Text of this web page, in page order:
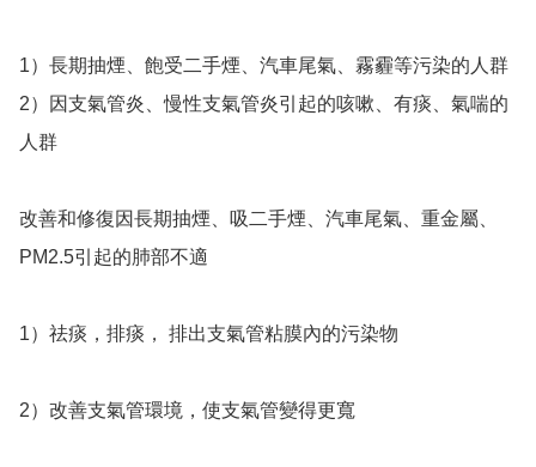
1）長期抽煙、飽受二手煙、汽車尾氣、霧霾等污染的人群
2）因支氣管炎、慢性支氣管炎引起的咳嗽、有痰、氣喘的
人群
改善和修復因長期抽煙、吸二手煙、汽車尾氣、重金屬、
PM2.5引起的肺部不適
1）祛痰，排痰， 排出支氣管粘膜內的污染物
2）改善支氣管環境，使支氣管變得更寬